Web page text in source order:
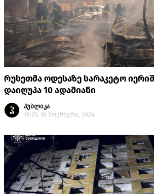
რუსეთმა ოდესაზე სარაკეტო
დაიღუპა 10 ადამიანი
პუბლიკა
18:25, 18 ნოემბერი, 2024